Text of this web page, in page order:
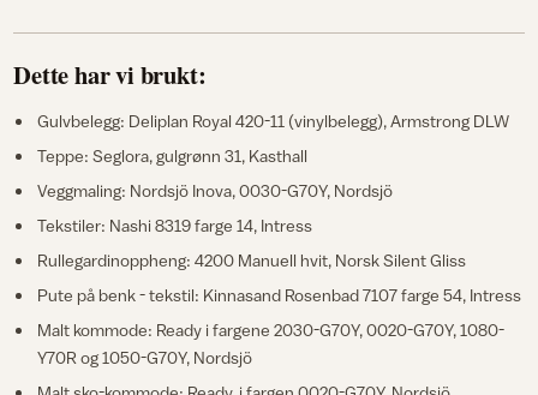
Dette har vi brukt:
Gulvbelegg: Deliplan Royal 420-11 (vinylbelegg), Armstrong DLW
Teppe: Seglora, gulgrønn 31, Kasthall
Veggmaling: Nordsjö Inova, 0030-G70Y, Nordsjö
Tekstiler: Nashi 8319 farge 14, Intress
Rullegardinoppheng: 4200 Manuell hvit, Norsk Silent Gliss
Pute på benk - tekstil: Kinnasand Rosenbad 7107 farge 54, Intress
Malt kommode: Ready i fargene 2030-G70Y, 0020-G70Y, 1080-
Y70R og 1050-G70Y, Nordsjö